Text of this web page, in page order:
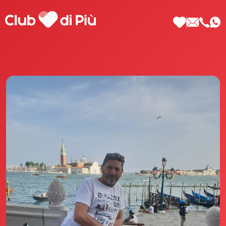
Scopri Club di Più
La fondatrice Valeria Pilla
Annunci Donne
Agenzia matrimoniale Club di Più
Love Notebook